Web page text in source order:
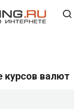
курсов валют